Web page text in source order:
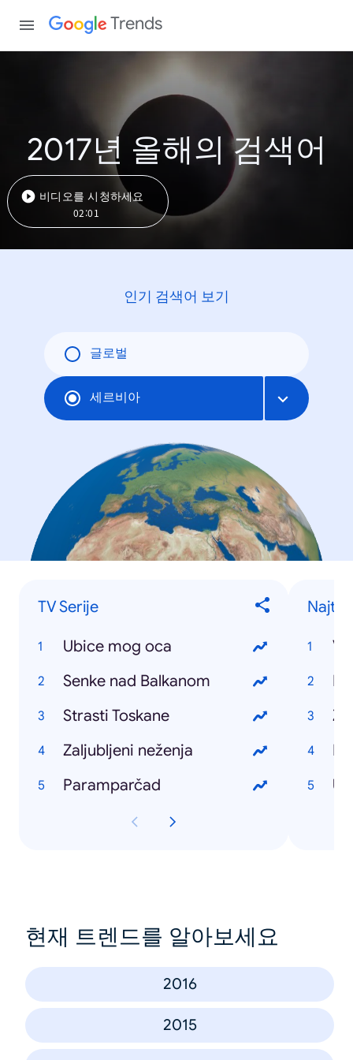
Trends
2017년 올해의 검색어
비디오를 시청하세요
02:01
인기 검색어 보기
글로벌
세르비아
TV Serije
Ubice mog oca
Senke nad Balkanom
Strasti Toskane
Zaljubljeni neženja
Paramparčad
현재 트렌드를 알아보세요
2016
2015